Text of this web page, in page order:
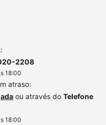
2208
18:00
atraso:
ou através do Telefone
18:00